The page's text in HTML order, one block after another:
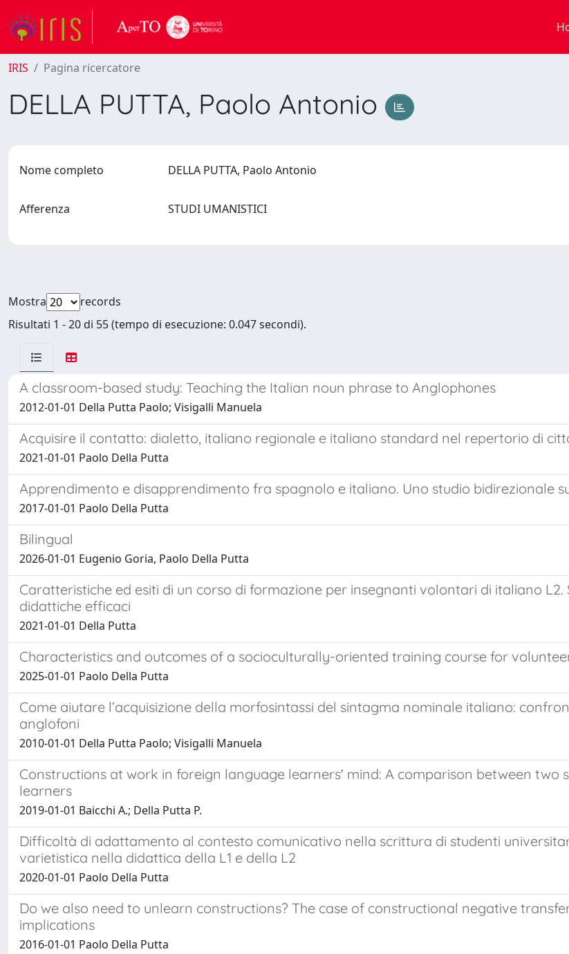
IRIS Pagina ricercatore
DELLA PUTTA, Paolo Antonio
Nome completo DELLA PUTTA, Paolo Antonio
Afferenza STUDI UMANISTICI
Mostra
records
Risultati 1 - 20 di 55 (tempo di esecuzione: 0.047 secondi).
A classroom-based study: Teaching the Italian noun phrase to Anglophones
2012-01-01 Della Putta Paolo; Visigalli Manuela
Acquisire il contatto: dialetto, italiano regionale e italiano standard nel repertorio di
2021-01-01 Paolo Della Putta
Apprendimento e disapprendimento fra spagnolo e italiano. Uno studio bidirezionale
2017-01-01 Paolo Della Putta
Bilingual
2026-01-01 Eugenio Goria, Paolo Della Putta
Caratteristiche ed esiti di un corso di formazione per insegnanti volontari di italiano
didattiche efficaci
2021-01-01 Della Putta
Characteristics and outcomes of a socioculturally-oriented training course for
2025-01-01 Paolo Della Putta
Come aiutare l’acquisizione della morfosintassi del sintagma nominale italiano:
anglofoni
2010-01-01 Della Putta Paolo; Visigalli Manuela
Constructions at work in foreign language learners' mind: A comparison between two
learners
2019-01-01 Baicchi A.; Della Putta P.
Difficoltà di adattamento al contesto comunicativo nella scrittura di studenti
varietistica nella didattica della L1 e della L2
2020-01-01 Paolo Della Putta
Do we also need to unlearn constructions? The case of constructional negative
implications
2016-01-01 Paolo Della Putta